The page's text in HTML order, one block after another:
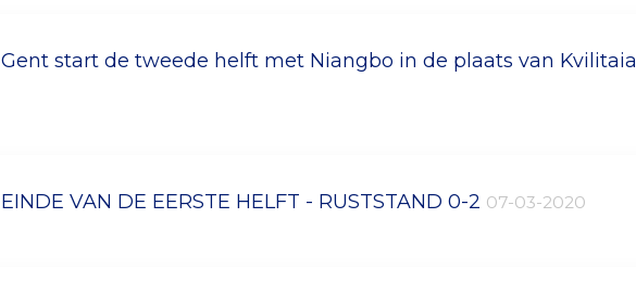
Gent start de tweede helft met Niangbo in de plaats van Kvilitaia
EINDE VAN DE EERSTE HELFT - RUSTSTAND 0-2 07-03-2020